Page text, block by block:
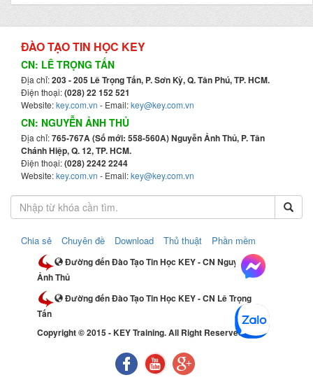
ĐÀO TẠO TIN HỌC KEY
CN: LÊ TRỌNG TẤN
Địa chỉ:203 - 205 Lê Trọng Tấn, P. Sơn Kỳ, Q. Tân Phú, TP. HCM.
Điện thoại:(028) 22 152 521
Website:key.com.vn - Email:key@key.com.vn
CN: NGUYỄN ẢNH THỦ
Địa chỉ:765-767A (Số mới: 558-560A) Nguyễn Ảnh Thủ, P. Tân
Chánh Hiệp, Q. 12, TP. HCM.
Điện thoại:(028) 2242 2244
Website:key.com.vn - Email:key@key.com.vn
Chia sẻ Chuyên đề Download Thủ thuật Phần mềm
Đường đến Đào Tạo Tin Học KEY - CN Nguyễn
Ảnh Thủ
Đường đến Đào Tạo Tin Học KEY - CN Lê Trọng
Tấn
Copyright © 2015 - KEY Training. All Right Reserved.